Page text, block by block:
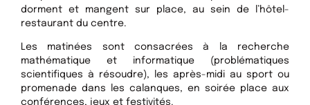
dorment et mangent sur place, au sein de l’hôtel-
restaurant du centre.
Les matinées sont consacrées à la recherche
mathématique et informatique (problématiques
scientifiques à résoudre), les après-midi au sport ou
promenade dans les calanques, en soirée place aux
conférences, jeux et festivités.